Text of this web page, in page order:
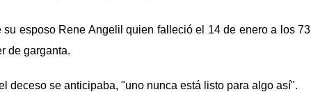
esposo Rene Angelil quien falleció el 14 de enero a los 73
de garganta.
deceso se anticipaba, "uno nunca está listo para algo así".